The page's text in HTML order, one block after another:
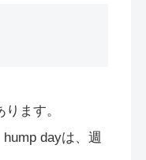
ります。
dayは、週